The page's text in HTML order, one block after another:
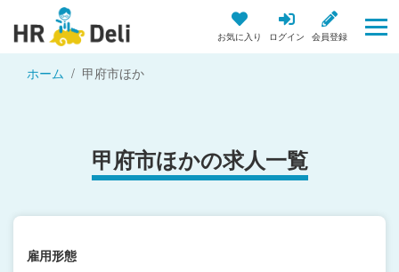
お気に入り ログイン 会員登録
ホーム 甲府市ほか
甲府市ほかの求人一覧
雇用形態